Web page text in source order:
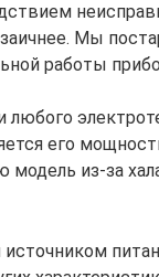
Мы
работы
его
из-за